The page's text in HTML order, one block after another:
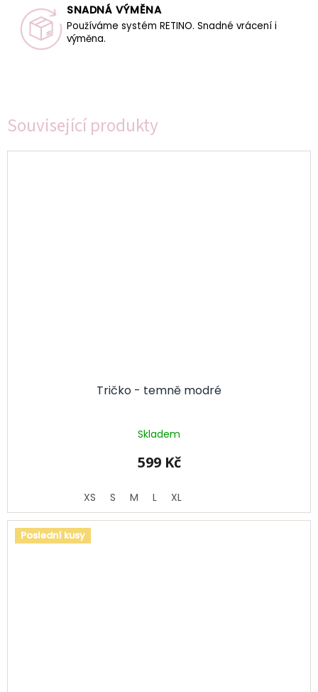
Související produkty
Tričko - temně modré
Skladem
599 Kč
XS S M L XL
Poslední kusy
SNADNÁ VÝMĚNA
Používáme systém RETINO. Snadné vrácení i
výměna.